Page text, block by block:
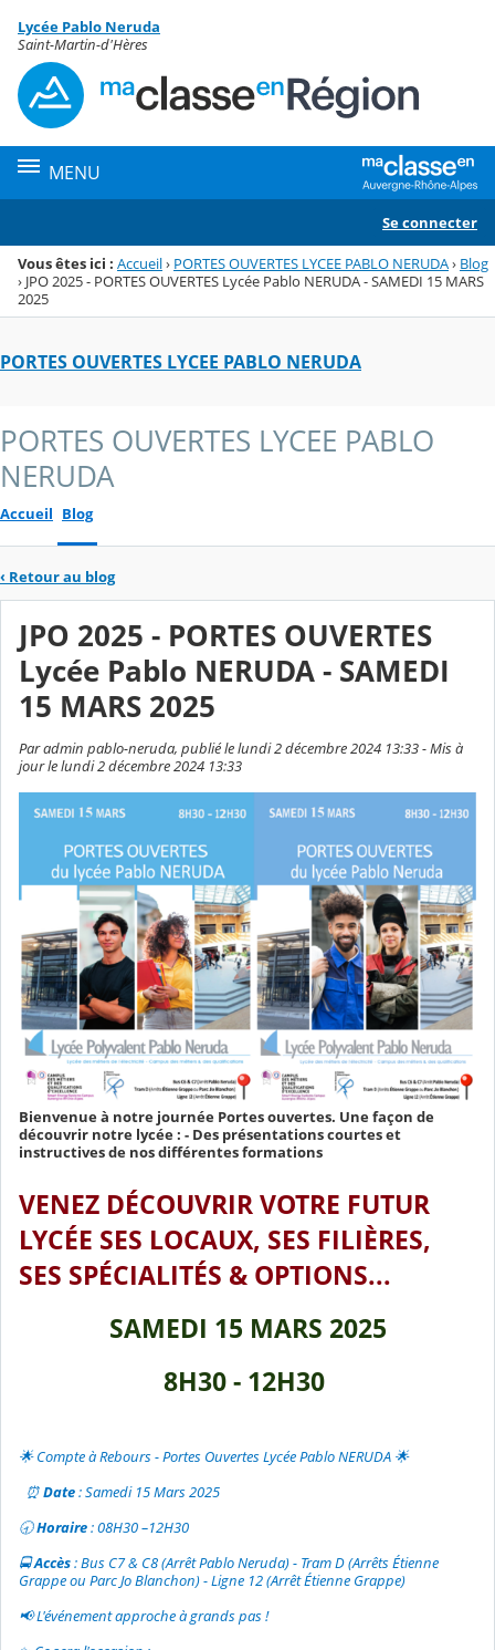
Menu de la rubrique
Contenu
Lycée Pablo Neruda
Saint-Martin-d'Hères
MENU
Se connecter
Vous êtes ici : Accueil› PORTES OUVERTES LYCEE PABLO NERUDA› Blog
› JPO 2025 - PORTES OUVERTES Lycée Pablo NERUDA - SAMEDI 15 MARS
2025
PORTES OUVERTES LYCEE PABLO NERUDA
PORTES OUVERTES LYCEE PABLO
NERUDA
Accueil Blog
‹ Retour au blog
JPO 2025 - PORTES OUVERTES
Lycée Pablo NERUDA - SAMEDI
15 MARS 2025
Par admin pablo-neruda, publié le lundi 2 décembre 2024 13:33 - Mis à
jour le lundi 2 décembre 2024 13:33
Bienvenue à notre journée Portes ouvertes. Une façon de
découvrir notre lycée : - Des présentations courtes et
instructives de nos différentes formations
VENEZ DÉCOUVRIR VOTRE FUTUR
LYCÉE SES LOCAUX, SES FILIÈRES,
SES SPÉCIALITÉS & OPTIONS...
SAMEDI 15 MARS 2025
8H30 - 12H30
🌟 Compte à Rebours - Portes Ouvertes Lycée Pablo NERUDA 🌟
⏰Date: Samedi 15 Mars 2025
🕣Horaire: 08H30 –12H30
🚍Accès: Bus C7 & C8 (Arrêt Pablo Neruda) - Tram D (Arrêts Étienne
Grappe ou Parc Jo Blanchon) - Ligne 12 (Arrêt Étienne Grappe)
📢 L'événement approche à grands pas !